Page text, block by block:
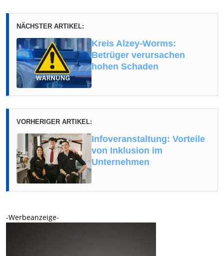
NÄCHSTER ARTIKEL:
Kreis Alzey-Worms:
Betrüger verursachen
hohen Schaden
VORHERIGER ARTIKEL:
Infoveranstaltung: Vorteile
von Inklusion im
Unternehmen
-Werbeanzeige-